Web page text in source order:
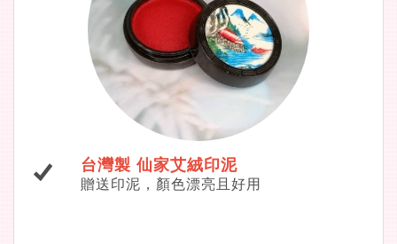
台灣製 仙家艾絨印泥
贈送印泥，顏色漂亮且好用